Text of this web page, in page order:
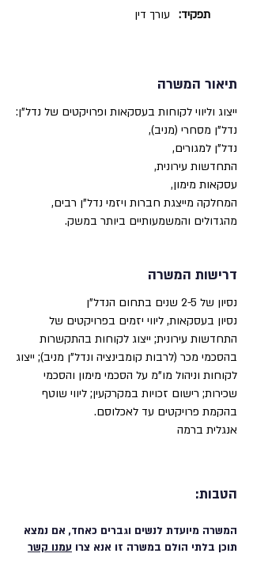
עורך דין תפקיד:
תיאור המשרה
ייצוג וליווי לקוחות בעסקאות ופרויקטים של נדל"ן:
נדל"ן מסחרי (מניב),
נדל"ן למגורים,
התחדשות עירונית,
עסקאות מימון,
המחלקה מייצגת חברות ויזמי נדל"ן רבים,
מהגדולים והמשמעותיים ביותר במשק.
דרישות המשרה
נסיון של 2-5 שנים בתחום הנדל"ן
נסיון בעסקאות, ליווי יזמים בפרויקטים של
התחדשות עירונית; ייצוג לקוחות בהתקשרות
בהסכמי מכר (לרבות קומבינציה ונדל"ן מניב); ייצוג
לקוחות וניהול מו"מ על הסכמי מימון והסכמי
שכירות; רישום זכויות במקרקעין; ליווי שוטף
בהקמת פרויקטים עד לאכלוסם.
אנגלית ברמה
הטבות:
המשרה מיועדת לנשים וגברים כאחד, אם נמצא
תוכן בלתי הולם במשרה זו אנא צרו עמנו קשר